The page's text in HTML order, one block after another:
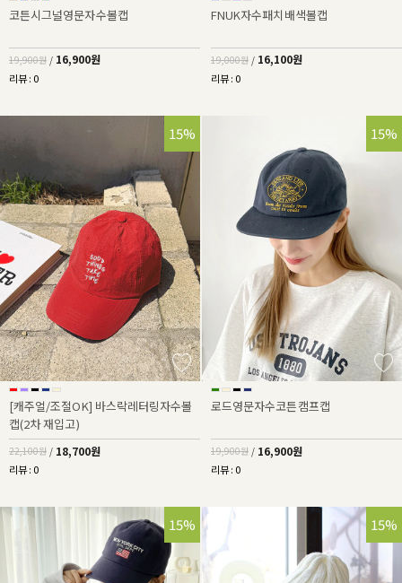
코튼시그널영문자수볼캡
19,900원 / 16,900원
리뷰 : 0
FNUK자수패치배색볼캡
19,000원 / 16,100원
리뷰 : 0
15%
[캐주얼/조절OK] 바스락레터링자수볼
캡(2차 재입고)
22,100원 / 18,700원
리뷰 : 0
15%
로드영문자수코튼캠프캡
19,900원 / 16,900원
리뷰 : 0
15% 15%